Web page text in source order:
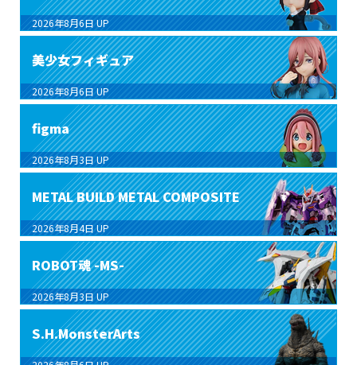
2026年8月6日 UP
美少女フィギュア
2026年8月6日 UP
figma
2026年8月3日 UP
METAL BUILD METAL COMPOSITE
2026年8月4日 UP
ROBOT魂 -MS-
2026年8月3日 UP
S.H.MonsterArts